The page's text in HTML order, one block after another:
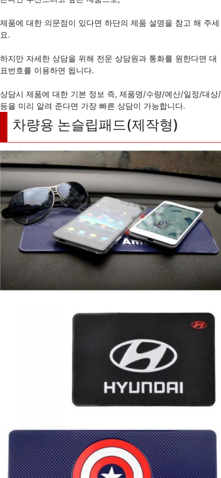
제품에 대한 의문점이 있다면 하단의 제품 설명을 참고 해 주세
요.
하지만 자세한 상담을 위해 전문 상담원과 통화를 원한다면 대
표번호를 이용하면 됩니다.
상담시 제품에 대한 기본 정보 즉, 제품명/수량/예산/일정/대상/
등을 미리 알려 준다면 가장 빠른 상담이 가능합니다.
차량용 논슬립패드(제작형)